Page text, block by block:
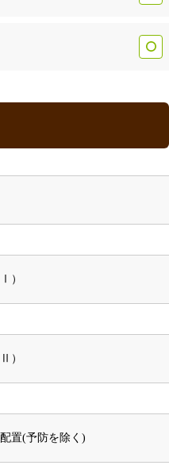
）
）
置(予防を除く)